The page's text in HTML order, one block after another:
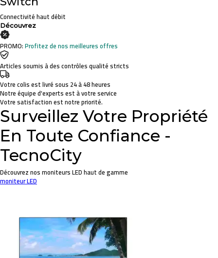
Connectivité haut débit
Découvrez
PROMO:Profitez de nos meilleures offres
Articles soumis à des contrôles qualité stricts
Votre colis est livré sous 24 à 48 heures
Notre équipe d'experts est à votre service
Votre satisfaction est notre priorité.
Surveillez Votre Propriété
En Toute Confiance -
TecnoCity
Découvrez nos moniteurs LED haut de gamme
moniteur LED